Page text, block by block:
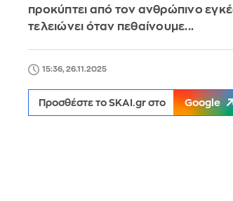
προκύπτει από τον ανθρώπινο
τελειώνει όταν πεθαίνουμε...
15:36, 26.11.2025
Προσθέστε το SKAI.gr στο Google